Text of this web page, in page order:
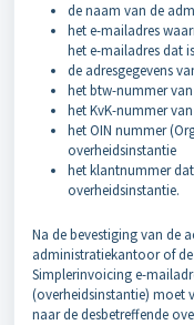
de naam van de
het e-mailadres
het e-mailadres dat
de adresgegevens
het btw-nummer
het KvK-nummer
het OIN nummer
overheidsinstantie
het klantnummer
overheidsinstantie.
Na de bevestiging van de
administratiekantoor of
Simplerinvoicing e-
(overheidsinstantie) moet
naar de desbetreffende